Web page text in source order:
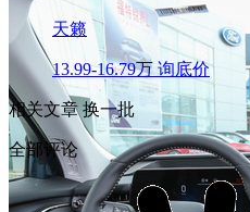
天籁
13.99-16.79万 询底价
相关文章换一批
全部评论